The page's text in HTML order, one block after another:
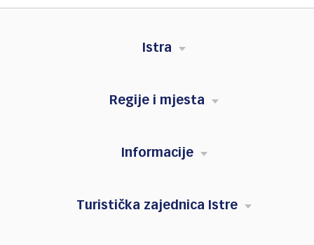
Istra
Regije i mjesta
Informacije
Turistička zajednica Istre